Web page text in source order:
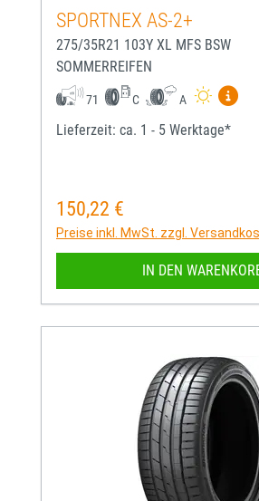
SPORTNEX AS-2+
275/35R21 103Y XL MFS BSW
SOMMERREIFEN
71 C A
Lieferzeit: ca. 1 - 5 Werktage*
Regulärer Preis:
150,22 €
Preise inkl. MwSt. zzgl.
IN DEN